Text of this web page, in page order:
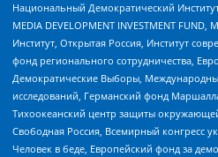
Национальный Демократический
MEDIA DEVELOPMENT INVESTMENT
Институт, Открытая Россия, Институт
фонд регионального сотрудничества,
Демократические Выборы,
исследований, Германский фонд
Тихоокеанский центр защиты
Свободная Россия, Всемирный конгресс
Человек в беде, Европейский фонд за